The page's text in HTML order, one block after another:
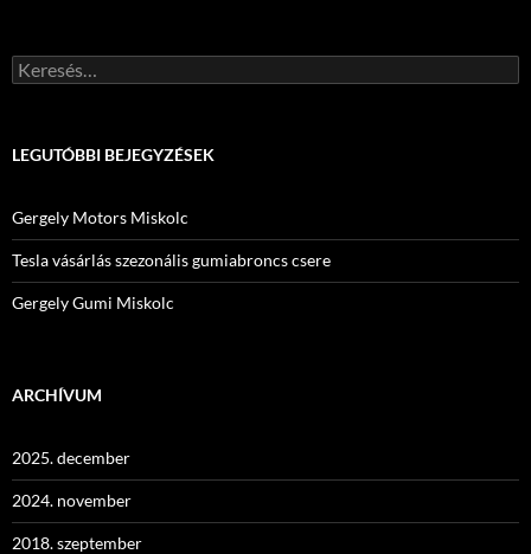
Keresés:
LEGUTÓBBI BEJEGYZÉSEK
Gergely Motors Miskolc
Tesla vásárlás szezonális gumiabroncs csere
Gergely Gumi Miskolc
ARCHÍVUM
2025. december
2024. november
2018. szeptember